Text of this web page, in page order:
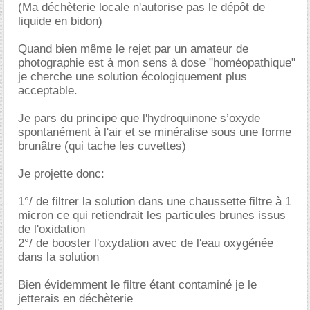
(Ma déchèterie locale n'autorise pas le dépôt de
liquide en bidon)
Quand bien même le rejet par un amateur de
photographie est à mon sens à dose "homéopathique"
je cherche une solution écologiquement plus
acceptable.
Je pars du principe que l'hydroquinone s’oxyde
spontanément à l'air et se minéralise sous une forme
brunâtre (qui tache les cuvettes)
Je projette donc:
1°/ de filtrer la solution dans une chaussette filtre à 1
micron ce qui retiendrait les particules brunes issus
de l'oxidation
2°/ de booster l'oxydation avec de l'eau oxygénée
dans la solution
Bien évidemment le filtre étant contaminé je le
jetterais en déchèterie